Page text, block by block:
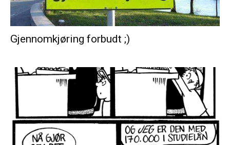
Gjennomkjøring forbudt ;)